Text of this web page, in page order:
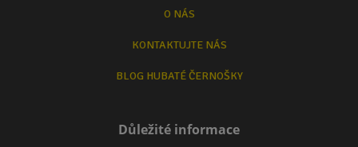
O NÁS
KONTAKTUJTE NÁS
BLOG HUBATÉ ČERNOŠKY
Důležité informace